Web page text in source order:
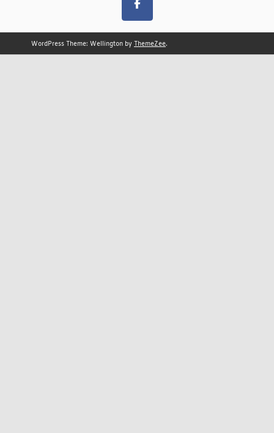
WordPress Theme: Wellington by ThemeZee.